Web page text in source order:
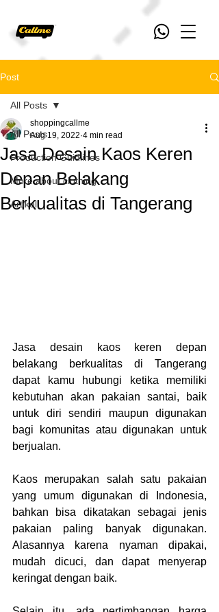
Post
All Posts
Production Guidlines
More about clothing
Artikel
All Posts
Jasa Desain Kaos Keren
Depan Belakang
Berkualitas di Tangerang
shoppingcallme
Aug 19, 2022 4 min read
Jasa desain kaos keren depan
belakang berkualitas di Tangerang
dapat kamu hubungi ketika memiliki
kebutuhan akan pakaian santai, baik
untuk diri sendiri maupun digunakan
bagi komunitas atau digunakan untuk
berjualan.
Kaos merupakan salah satu pakaian
yang umum digunakan di Indonesia,
bahkan bisa dikatakan sebagai jenis
pakaian paling banyak digunakan.
Alasannya karena nyaman dipakai,
mudah dicuci, dan dapat menyerap
keringat dengan baik.